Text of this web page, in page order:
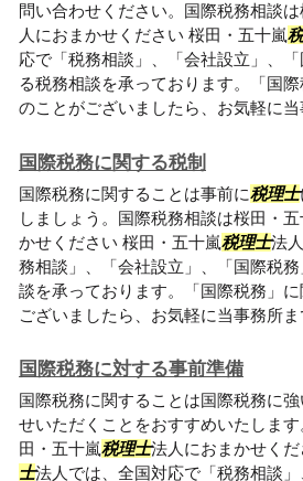
問い合わせください。国際税務相談
人におまかせください 桜田・五十嵐
応で「税務相談」、「会社設立」、
る税務相談を承っております。「国
のことがございましたら、お気軽に
国際税務に関する税制
国際税務に関することは事前に税理士
しましょう。国際税務相談は桜田・五
かせください 桜田・五十嵐税理士法
務相談」、「会社設立」、「国際税
談を承っております。「国際税務」
ございましたら、お気軽に当事務所
国際税務に対する事前準備
国際税務に関することは国際税務に強
せいただくことをおすすめいたしま
田・五十嵐税理士法人におまかせく
士法人では、全国対応で「税務相談